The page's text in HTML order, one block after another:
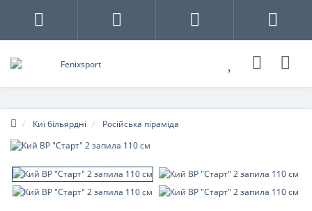
Киї більярдні Російська піраміда